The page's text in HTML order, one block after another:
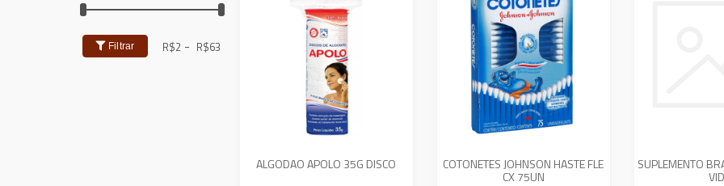
ALGODAO APOLO 35G DISCO COTONETES JOHNSON HASTE FLE
CX 75UN
SUPLEMENTO
Filtrar R$2 - R$63